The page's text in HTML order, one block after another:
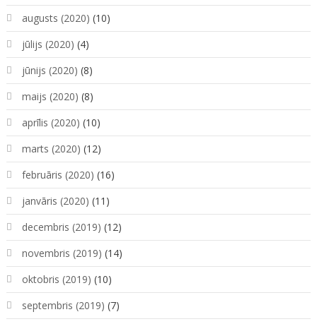
augusts (2020) (10)
jūlijs (2020) (4)
jūnijs (2020) (8)
maijs (2020) (8)
aprīlis (2020) (10)
marts (2020) (12)
februāris (2020) (16)
janvāris (2020) (11)
decembris (2019) (12)
novembris (2019) (14)
oktobris (2019) (10)
septembris (2019) (7)